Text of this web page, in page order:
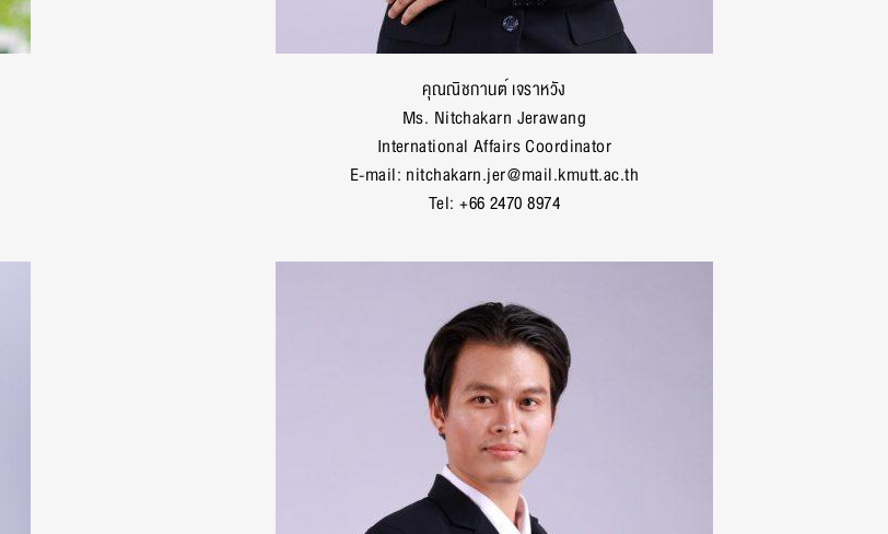
คุณณิชกานต์ เจราหวัง
Ms. Nitchakarn Jerawang
International Affairs Coordinator
E-mail: nitchakarn.jer@mail.kmutt.ac.th
Tel: +66 2470 8974